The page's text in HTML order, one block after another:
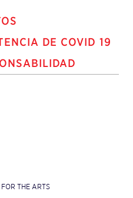
DE COVID 19
THE ARTS